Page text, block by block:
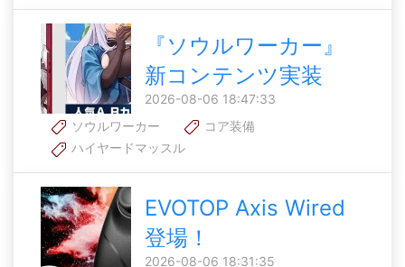
『ソウルワーカー』
新コンテンツ実装
2026-08-06 18:47:33
ソウルワーカー
コア装備
ハイヤードマッスル
EVOTOP Axis Wired
登場！
2026-08-06 18:31:35